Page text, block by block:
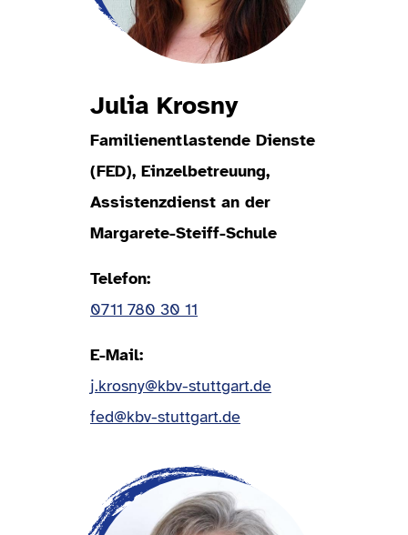
Julia Krosny
Familienentlastende Dienste
(FED), Einzelbetreuung,
Assistenzdienst an der
Margarete-Steiff-Schule
Telefon
0711 780 30 11
E-Mail
j.krosny@kbv-stuttgart.de
fed@kbv-stuttgart.de